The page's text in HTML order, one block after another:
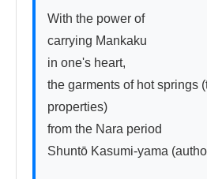
With the power of
carrying Mankaku
in one's heart,
the garments of hot springs
properties)
from the Nara period
Shuntō Kasumi-yama